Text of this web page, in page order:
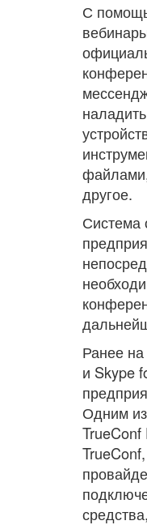
С
другое.
Система
Ранее
и Skype
Одним